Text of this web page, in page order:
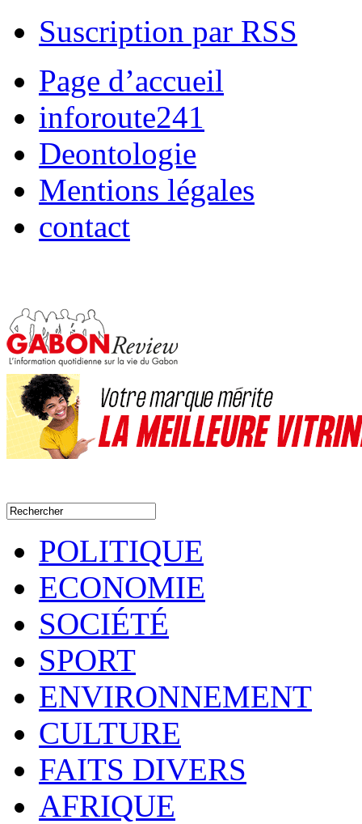
Suscription par RSS
Page d’accueil
inforoute241
Deontologie
Mentions légales
contact
POLITIQUE
ECONOMIE
SOCIÉTÉ
SPORT
ENVIRONNEMENT
CULTURE
FAITS DIVERS
AFRIQUE